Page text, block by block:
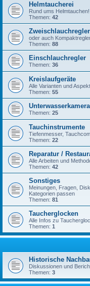
Helmtaucherei
Rund ums Helmtauchen!
Themen: 42
Zweischlauchregler
oder auch
Themen: 88
Einschlauchregler
Themen: 36
Kreislaufgeräte
Alle Varianten und
Themen: 55
Themen: 25
Tauchinstrumente
Tiefenmesser,
Themen: 22
Reparatur /
Alle Arbeiten und
Themen: 42
Sonstiges
Meinungen, Fragen,
Kategorien passen
Themen: 81
Taucherglocken
Alle Infos zu
Themen: 1
Historische
Diskussionen und
Themen: 3